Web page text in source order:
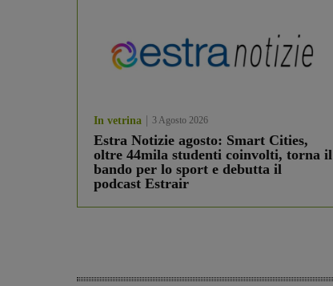
In vetrina 3 Agosto 2026
Estra Notizie agosto: Smart Cities,
oltre 44mila studenti coinvolti, torna il
bando per lo sport e debutta il
podcast Estrair